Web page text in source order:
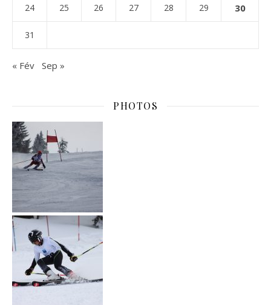
24 25 26 27 28 29 30
31
« Fév Sep »
PHOTOS